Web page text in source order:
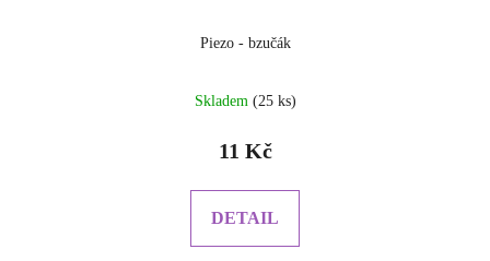
Piezo - bzučák
Skladem (25 ks)
11 Kč
DETAIL